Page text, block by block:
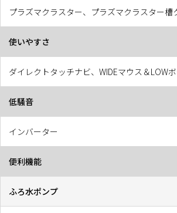
プラズマクラスター、プラズマクラスター
使いやすさ
ダイレクトタッチナビ、WIDEマウス＆LOW
低騒音
インバーター
便利機能
ふろ水ポンプ